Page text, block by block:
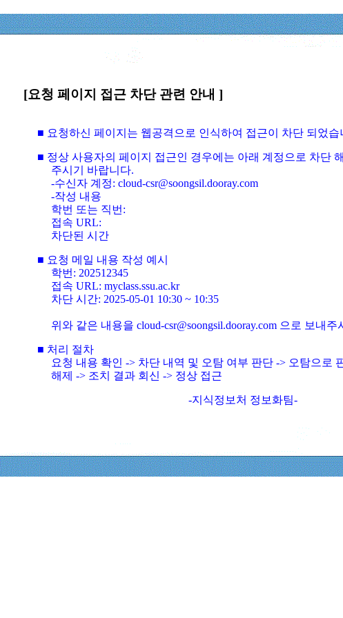
[요청 페이지 접근 차단 관련 안내 ]
■ 요청하신 페이지는 웹공격으로 인식하여 접근이 차단 되었습
■ 정상 사용자의 페이지 접근인 경우에는 아래 계정으로 차단
주시기 바랍니다.
-수신자 계정: cloud-csr@soongsil.dooray.com
-작성 내용
학번 또는 직번:
접속 URL:
차단된 시간
■ 요청 메일 내용 작성 예시
학번: 202512345
접속 URL: myclass.ssu.ac.kr
차단 시간: 2025-05-01 10:30 ~ 10:35
위와 같은 내용을 cloud-csr@soongsil.dooray.com 으로 보내
■ 처리 절차
요청 내용 확인 -> 차단 내역 및 오탐 여부 판단 -> 오탐으로
해제 -> 조치 결과 회신 -> 정상 접근
-지식정보처 정보화팀-